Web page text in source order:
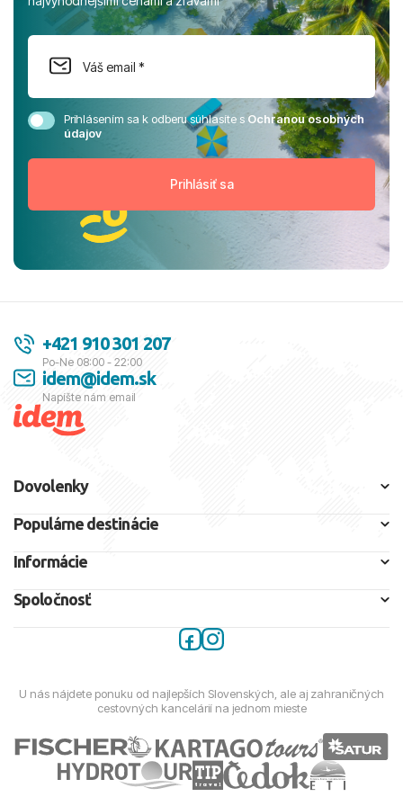
Prihlásením sa k odberu súhlasíte sOchranou osobných
údajov
+421 910 301 207
Po-Ne 08:00 - 22:00
idem@idem.sk
Napíšte nám email
Dovolenky
Populárne destinácie
Informácie
Spoločnosť
U nás nájdete ponuku od najlepších Slovenských, ale aj zahraničných
cestovných kancelárií na jednom mieste